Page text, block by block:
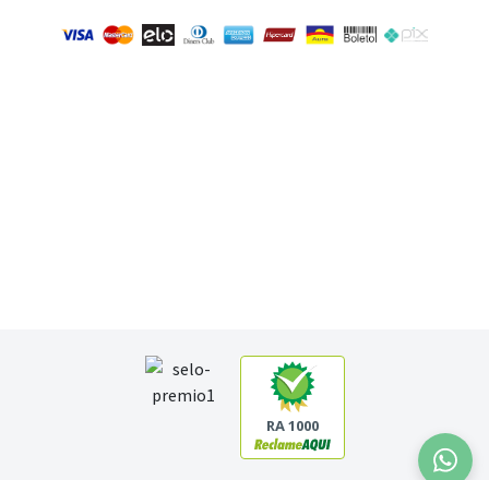
RA 1000